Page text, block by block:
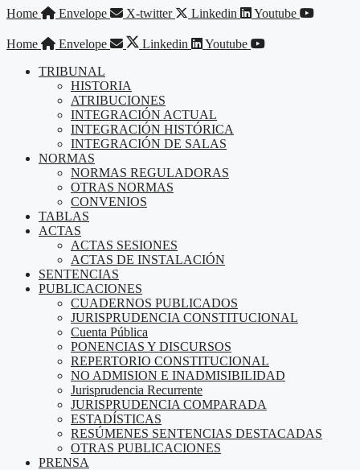
Saltar
contenido
Home Envelope X-twitter Linkedin Youtube
Home Envelope Linkedin
Youtube
TRIBUNAL
HISTORIA
ATRIBUCIONES
INTEGRACIÓN ACTUAL
INTEGRACIÓN HISTÓRICA
INTEGRACIÓN DE SALAS
NORMAS
NORMAS REGULADORAS
OTRAS NORMAS
CONVENIOS
TABLAS
ACTAS
ACTAS SESIONES
ACTAS DE INSTALACIÓN
SENTENCIAS
PUBLICACIONES
CUADERNOS PUBLICADOS
JURISPRUDENCIA CONSTITUCIONAL
Cuenta Pública
PONENCIAS Y DISCURSOS
REPERTORIO CONSTITUCIONAL
NO ADMISION E INADMISIBILIDAD
Jurisprudencia Recurrente
JURISPRUDENCIA COMPARADA
ESTADÍSTICAS
RESÚMENES SENTENCIAS DESTACADAS
OTRAS PUBLICACIONES
PRENSA